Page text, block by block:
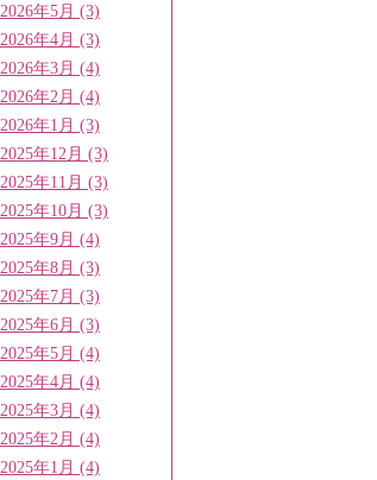
2026年5月 (3)
2026年4月 (3)
2026年3月 (4)
2026年2月 (4)
2026年1月 (3)
2025年12月 (3)
2025年11月 (3)
2025年10月 (3)
2025年9月 (4)
2025年8月 (3)
2025年7月 (3)
2025年6月 (3)
2025年5月 (4)
2025年4月 (4)
2025年3月 (4)
2025年2月 (4)
2025年1月 (4)